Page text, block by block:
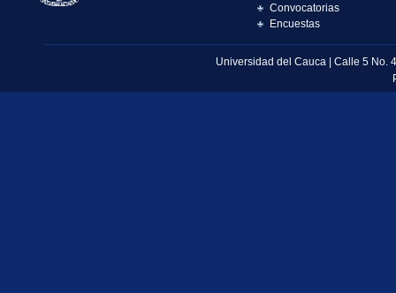
Convocatorias
Encuestas
Universidad del Cauca | Calle 5 No.